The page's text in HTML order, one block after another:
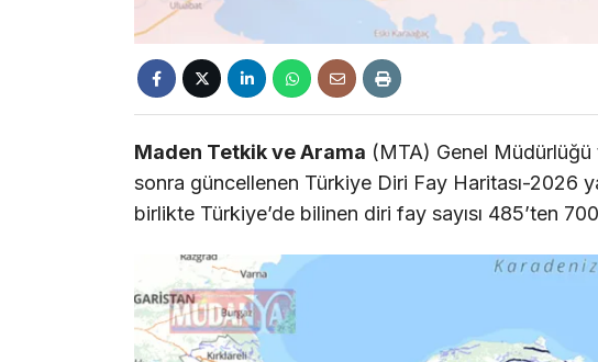
Maden Tetkik ve Arama (MTA) Genel Müdürlüğü
sonra güncellenen Türkiye Diri Fay Haritası-2026
birlikte Türkiye’de bilinen diri fay sayısı 485’ten